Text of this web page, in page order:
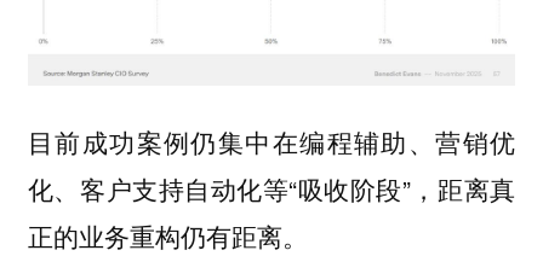
目前成功案例仍集中在编程辅助、营销优
化、客户支持自动化等“吸收阶段”，距离真
正的业务重构仍有距离。